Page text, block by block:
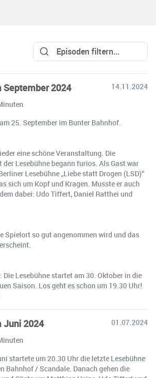
September 2024
14.11.2024
25. September im Bunter Bahnhof.
eine schöne Veranstaltung. Die
der Lesebühne begann furios. Als Gast war
Lesebühne „Liebe statt Drogen (LSD)“
sich um Kopf und Kragen. Musste er auch
dabei: Udo Tiffert, Daniel Ratthei und
Spielort so gut angenommen wird und das
Die Lesebühne startet am 30. Oktober in die
Saison. Los geht es schon um 19.30 Uhr!
Juni 2024
01.07.2024
startete um 20.30 Uhr die letzte Lesebühne
Bahnhof / Scandale. Danach gehen die